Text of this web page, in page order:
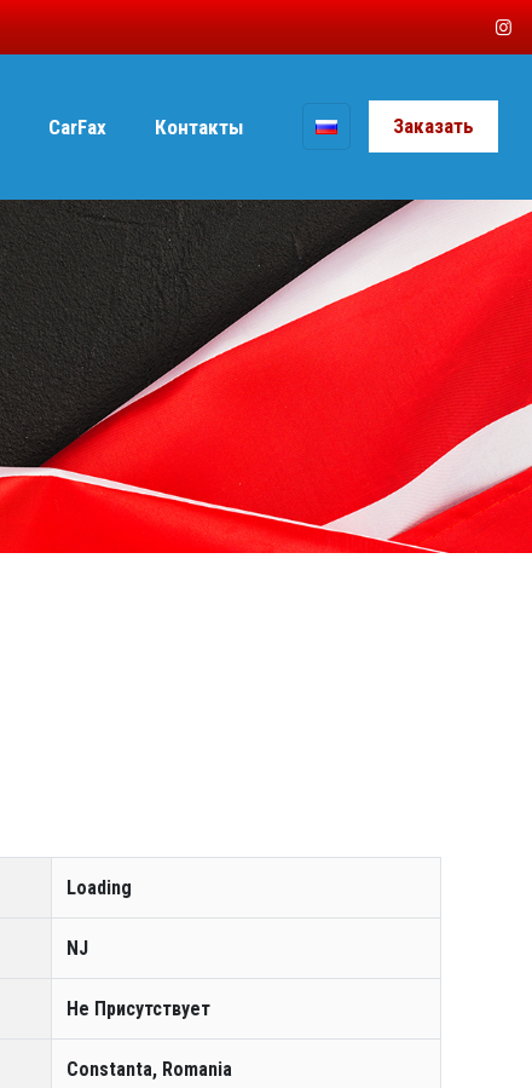
CarFax Контакты Заказать
Loading
NJ
Не Присутствует
Constanta, Romania